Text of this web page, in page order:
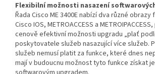
Flexibilní možnosti nasazení
Řada Cisco ME 3400E nabízí dva různé
Cisco IOS, METROACCESS a
cenově efektivní možnosti upgradu „plať
poskytovatele služeb nasazující více služeb.
služeb nemusí platit za funkce, které dnes
mají v budoucnu možnost tyto funkce získat